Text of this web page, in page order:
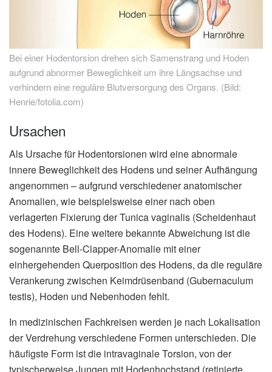
Bei einer Hodentorsion drehen sich Samenstrang und Hoden
aufgrund abnormer Beweglichkeit um ihre Längsachse und
verhindern eine reguläre Blutversorgung des Organs. (Bild:
Henrie/fotolia.com)
Ursachen
Als Ursache für Hodentorsionen wird eine abnormale
innere Beweglichkeit des Hodens und seiner Aufhängung
angenommen – aufgrund verschiedener anatomischer
Anomalien, wie beispielsweise einer nach oben
verlagerten Fixierung der Tunica vaginalis (Scheidenhaut
des Hodens). Eine weitere bekannte Abweichung ist die
sogenannte Bell-Clapper-Anomalie mit einer
einhergehenden Querposition des Hodens, da die reguläre
Verankerung zwischen Keimdrüsenband (Gubernaculum
testis), Hoden und Nebenhoden fehlt.
In medizinischen Fachkreisen werden je nach Lokalisation
der Verdrehung verschiedene Formen unterschieden. Die
häufigste Form ist die intravaginale Torsion, von der